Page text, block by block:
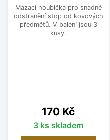
Mazací houbička pro snadné
odstranění stop od kovových
předmětů. V balení jsou 3
kusy.
Cena
170 Kč
3 ks skladem